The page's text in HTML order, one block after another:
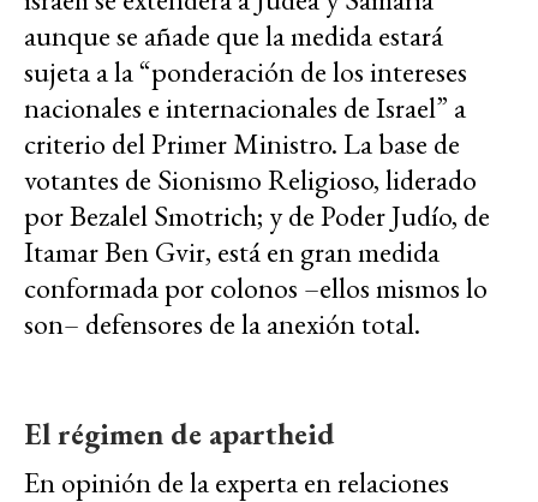
aunque se añade que la medida estará
sujeta a la “ponderación de los intereses
nacionales e internacionales de Israel” a
criterio del Primer Ministro. La base de
votantes de Sionismo Religioso, liderado
por Bezalel Smotrich; y de Poder Judío, de
Itamar Ben Gvir, está en gran medida
conformada por colonos –ellos mismos lo
son– defensores de la anexión total.
El régimen de apartheid
En opinión de la experta en relaciones